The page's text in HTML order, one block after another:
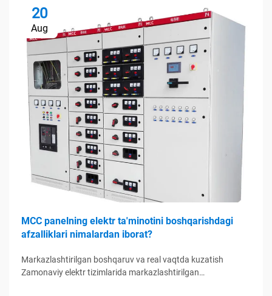
20
Aug
MCC panelning elektr ta'minotini boshqarishdagi
afzalliklari nimalardan iborat?
Markazlashtirilgan boshqaruv va real vaqtda kuzatish
Zamonaviy elektr tizimlarida markazlashtirilgan